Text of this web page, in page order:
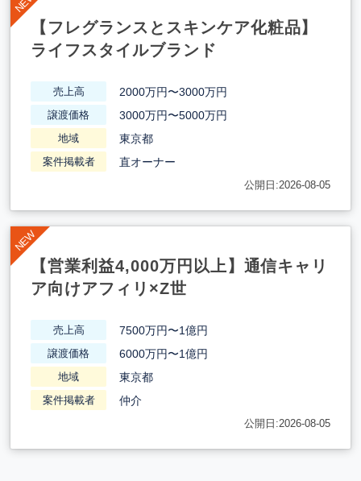
【フレグランスとスキンケア化粧品】
ライフスタイルブランド
売上高 2000万円〜3000万円
譲渡価格 3000万円〜5000万円
地域 東京都
案件掲載者 直オーナー
公開日:2026-08-05
【営業利益4,000万円以上】通信キャリ
ア向けアフィリ×Z世
売上高 7500万円〜1億円
譲渡価格 6000万円〜1億円
地域 東京都
案件掲載者 仲介
公開日:2026-08-05